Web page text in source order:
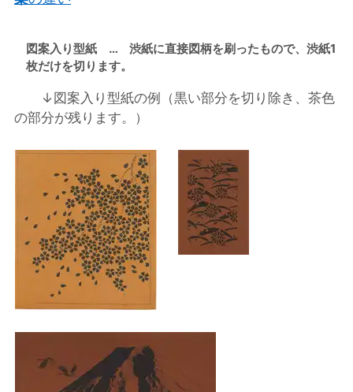
図案入り型紙 … 渋紙に直接図柄を刷ったもので、渋紙1
枚だけを切ります。
↓図案入り型紙の例（黒い部分を切り除き、茶色
の部分が残ります。）